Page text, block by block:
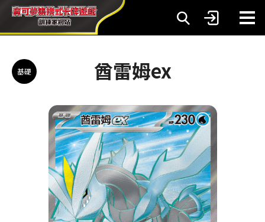
基礎 酋雷姆ex